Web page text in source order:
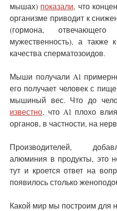
мышах) показали, что
организме приводит к
(гормона,
мужественность), а также
качества сперматозоидов.
Мыши получали Al
его получает человек с
мышиный вес. Что до
известно, что Al плохо
органов, в частности, на
Производителей,
алюминия в продукты, это
тут и кроется ответ на
появилось столько
Какой мир мы построим для